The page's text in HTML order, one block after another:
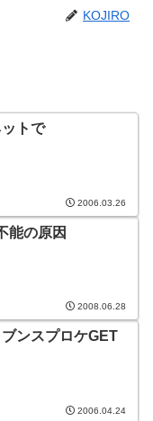
KOJIRO
トで
2006.03.26
能の原因
2008.06.28
ンスプロケGET
2006.04.24